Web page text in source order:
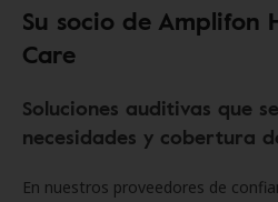
Su socio de Amplifon
Care
Soluciones auditivas que
necesidades y cobertura
En nuestros proveedores de